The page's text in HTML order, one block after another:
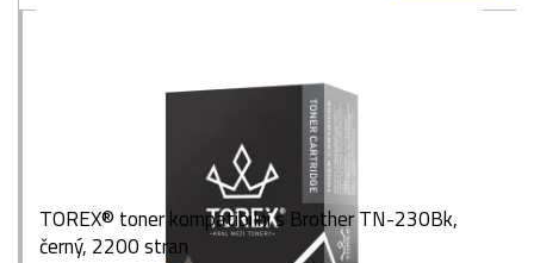
TOREX® toner kompatibilní s Brother TN-230Bk,
černý, 2200 stran